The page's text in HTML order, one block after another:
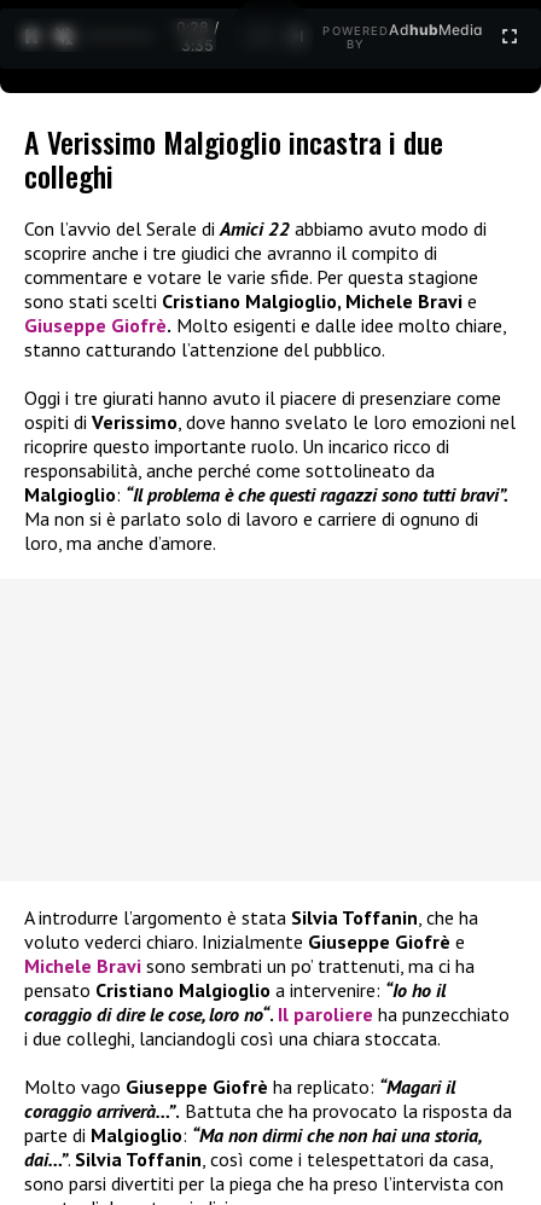
0:30 /
3:35
POWERED
BY
AdhubMedia
A Verissimo Malgioglio incastra i due
colleghi
Con l’avvio del Serale diAmici 22 abbiamo avuto modo di
scoprire anche i tre giudici che avranno il compito di
commentare e votare le varie sfide. Per questa stagione
sono stati scelti Cristiano Malgioglio, Michele Bravi e
Giuseppe Giofrè. Molto esigenti e dalle idee molto chiare,
stanno catturando l’attenzione del pubblico.
Oggi i tre giurati hanno avuto il piacere di presenziare come
ospiti di Verissimo, dove hanno svelato le loro emozioni nel
ricoprire questo importante ruolo. Un incarico ricco di
responsabilità, anche perché come sottolineato da
Malgioglio: “Il problema è che questi ragazzi sono tutti bravi”.
Ma non si è parlato solo di lavoro e carriere di ognuno di
loro, ma anche d’amore.
A introdurre l’argomento è stata Silvia Toffanin, che ha
voluto vederci chiaro. Inizialmente Giuseppe Giofrè e
Michele Bravi sono sembrati un po’ trattenuti, ma ci ha
pensato Cristiano Malgioglio a intervenire: “Io ho il
coraggio di dire le cose, loro no“. Il paroliere ha punzecchiato
i due colleghi, lanciandogli così una chiara stoccata.
Molto vago Giuseppe Giofrè ha replicato: “Magari il
coraggio arriverà…”. Battuta che ha provocato la risposta da
parte di Malgioglio: “Ma non dirmi che non hai una storia,
dai…”. Silvia Toffanin, così come i telespettatori da casa,
sono parsi divertiti per la piega che ha preso l’intervista con